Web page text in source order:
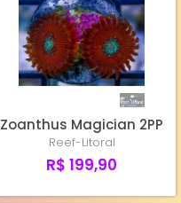
Zoanthus Magician 2PP
Reef-Litoral
R$ 199,90